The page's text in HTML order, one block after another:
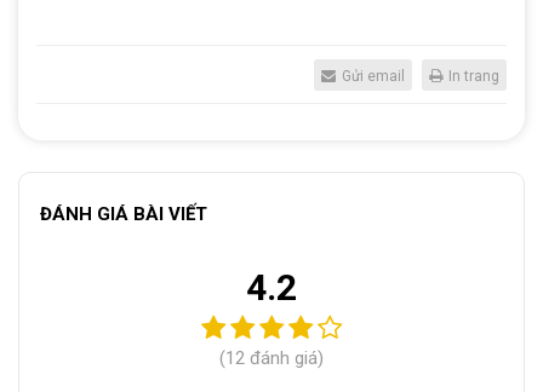
Gửi email In trang
ĐÁNH GIÁ BÀI VIẾT
4.2
(12 đánh giá)